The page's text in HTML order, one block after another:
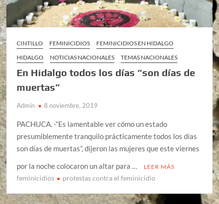
CINTILLO FEMINICIDIOS
FEMINICIDIOS EN HIDALGO
HIDALGO
NOTICIAS NACIONALES TEMAS NACIONALES
En Hidalgo todos los días “son días de
muertas”
Admin 8 noviembre, 2019
PACHUCA. -“Es lamentable ver cómo un estado
presumiblemente tranquilo prácticamente todos los días
son días de muertas”, dijeron las mujeres que este viernes
por la noche colocaron un altar para …
LEER MÁS
feminicidios protestas contra el feminicidio